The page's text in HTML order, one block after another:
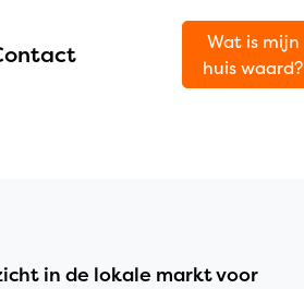
Wat is mijn
huis waard?
in de lokale markt voor